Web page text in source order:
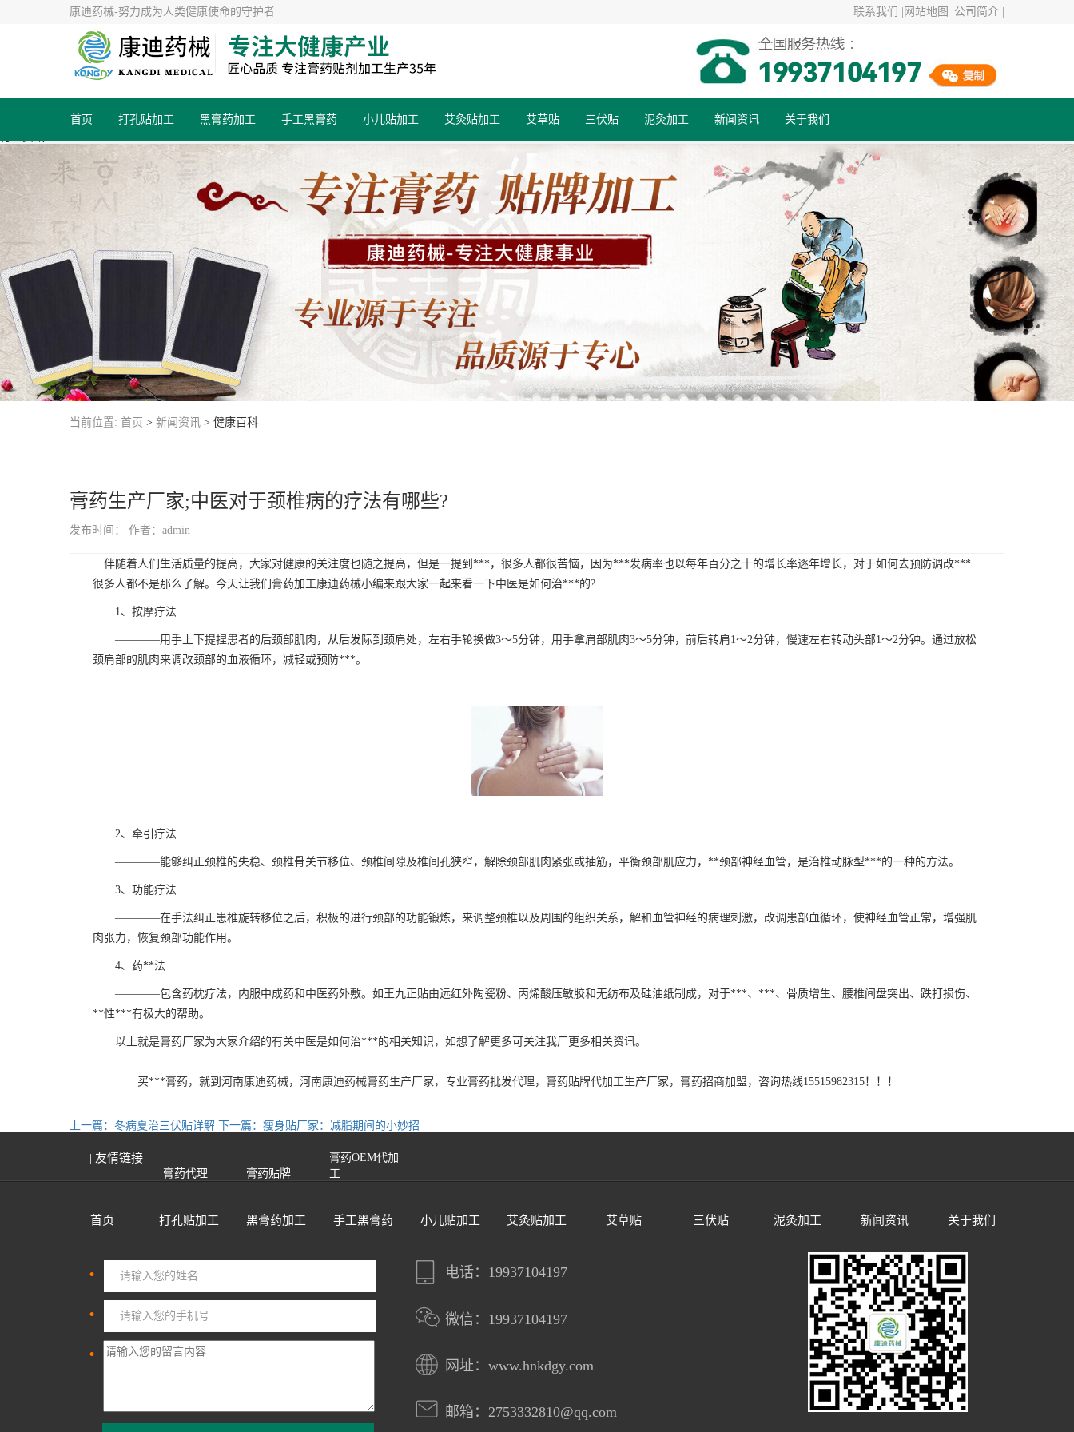
康迪药械-努力成为人类健康使命的守护者 公司简介 |
网站地图 |
联系我们 |
首页 打孔贴加工 黑膏药加工 手工黑膏药 小儿贴加工 艾灸贴加工 艾草贴 三伏贴 泥灸加工 新闻资讯 关于我们
当前位置: 首页 > 新闻资讯 > 健康百科
膏药生产厂家;中医对于颈椎病的疗法有哪些?
发布时间： 作者：admin
伴随着人们生活质量的提高，大家对健康的关注度也随之提高，但是一提到***，很多人都很苦恼，因为***发病率也以每年百分之十的增长率逐年增长，对于如何去预防调改***
很多人都不是那么了解。今天让我们膏药加工康迪药械小编来跟大家一起来看一下中医是如何治***的?
1、按摩疗法
————用手上下提捏患者的后颈部肌肉，从后发际到颈肩处，左右手轮换做3～5分钟，用手拿肩部肌肉3～5分钟，前后转肩1～2分钟，慢速左右转动头部1～2分钟。通过放松
颈肩部的肌肉来调改颈部的血液循环，减轻或预防***。
2、牵引疗法
————能够纠正颈椎的失稳、颈椎骨关节移位、颈椎间隙及椎间孔狭窄，解除颈部肌肉紧张或抽筋，平衡颈部肌应力，**颈部神经血管，是治椎动脉型***的一种的方法。
3、功能疗法
————在手法纠正患椎旋转移位之后，积极的进行颈部的功能锻炼，来调整颈椎以及周围的组织关系，解和血管神经的病理刺激，改调患部血循环，使神经血管正常，增强肌
肉张力，恢复颈部功能作用。
4、药**法
————包含药枕疗法，内服中成药和中医药外敷。如王九正贴由远红外陶瓷粉、丙烯酸压敏胶和无纺布及硅油纸制成，对于***、***、骨质增生、腰椎间盘突出、跌打损伤、
**性***有极大的帮助。
以上就是膏药厂家为大家介绍的有关中医是如何治***的相关知识，如想了解更多可关注我厂更多相关资讯。
买***膏药，就到河南康迪药械，河南康迪药械膏药生产厂家，专业膏药批发代理，膏药贴牌代加工生产厂家，膏药招商加盟，咨询热线15515982315！！！
上一篇：冬病夏治三伏贴详解 下一篇：瘦身贴厂家：减脂期间的小妙招
| 友情链接
膏药代理 膏药贴牌
膏药OEM代加
工
首页 打孔贴加工 黑膏药加工 手工黑膏药 小儿贴加工 艾灸贴加工 艾草贴 三伏贴 泥灸加工 新闻资讯 关于我们
·
·
·
电话：19937104197
微信：19937104197
网址：www.hnkdgy.com
邮箱：2753332810@qq.com